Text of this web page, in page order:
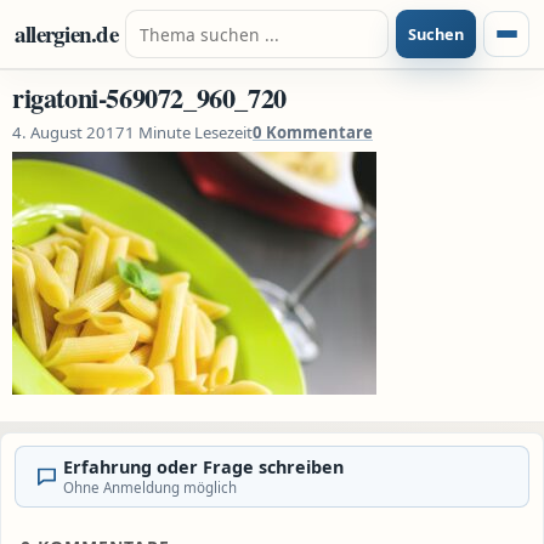
Zum Inhalt springen
allergien.de Suche nach: Suchen
rigatoni-569072_960_720
4. August 20171 Minute Lesezeit0 Kommentare
Erfahrung oder Frage schreiben
Ohne Anmeldung möglich